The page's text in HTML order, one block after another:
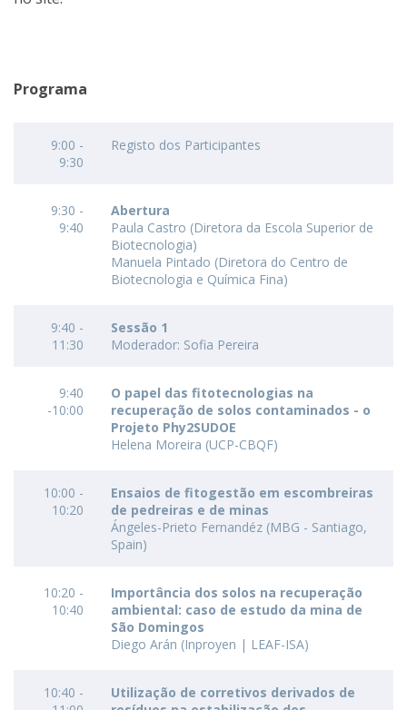
Programa
9:00 -
9:30
Registo dos Participantes
9:30 -
9:40
Abertura
Paula Castro (Diretora da Escola Superior de
Biotecnologia)
Manuela Pintado (Diretora do Centro de
Biotecnologia e Química Fina)
9:40 -
11:30
Sessão 1
Moderador: Sofia Pereira
9:40
-10:00
O papel das fitotecnologias na
recuperação de solos contaminados - o
Projeto Phy2SUDOE
Helena Moreira (UCP-CBQF)
10:00 -
10:20
Ensaios de fitogestão em escombreiras
de pedreiras e de minas
Ángeles-Prieto Fernandéz (MBG - Santiago,
Spain)
10:20 -
10:40
Importância dos solos na recuperação
ambiental: caso de estudo da mina de
São Domingos
Diego Arán (Inproyen | LEAF-ISA)
10:40 -
Utilização de corretivos derivados de